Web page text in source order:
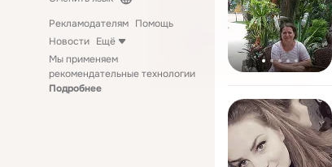
Рекламодателям Помощь
Новости Ещё
Мы применяем
рекомендательные технологии
Подробнее